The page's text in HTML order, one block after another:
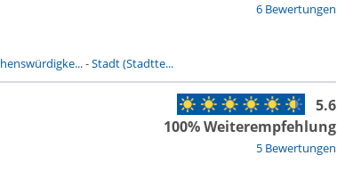
6 Bewertungen
-Stadt (Stadtte...
5 Bewertungen
5.6
100% Weiterempfehlung